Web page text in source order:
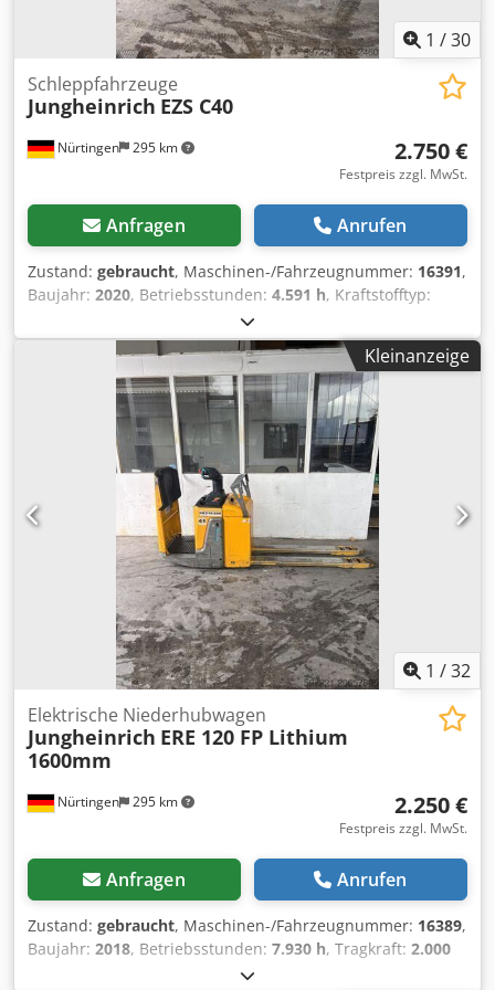
1 /30
Nürtingen 295 km
Schleppfahrzeuge
Jungheinrich EZS C40
2.750 €
Festpreis zzgl. MwSt.
Anfragen Anrufen
Zustand: gebraucht, Maschinen-/Fahrzeugnummer: 16391,
Baujahr: 2020, Betriebsstunden: 4.591 h, Kraftstofftyp:
Sonstige, Bauhöhe:
Batteriespannung:24 V, Vorderreifengröße:,
Hinterreifengröße:
, Gesamtgewicht: 1.141 kg , 5006098
Chjdpfxsxtvwpe An Hoa Seriennummer: 91647823
Batterieangaben: 24 Volt, 3PZM465
Kleinanzeige
1 /32
Nürtingen 295 km
Elektrische Niederhubwagen
Jungheinrich ERE 120 FP Lithium
1600mm
2.250 €
Festpreis zzgl. MwSt.
Anfragen Anrufen
Zustand: gebraucht, Maschinen-/Fahrzeugnummer: 16389,
Baujahr: 2018, Betriebsstunden: 7.930 h, Tragkraft: 2.000
, Lastschwerpunkt: